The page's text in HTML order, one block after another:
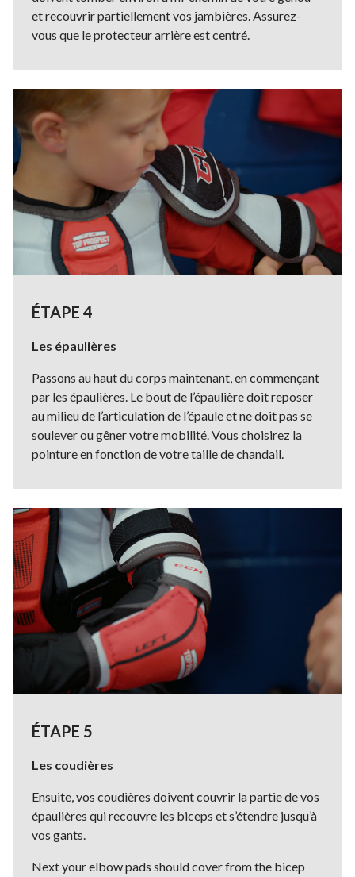
et recouvrir partiellement vos jambières. Assurez-
vous que le protecteur arrière est centré.
ÉTAPE 4
Les épaulières
Passons au haut du corps maintenant, en commençant
par les épaulières. Le bout de l’épaulière doit reposer
au milieu de l’articulation de l’épaule et ne doit pas se
soulever ou gêner votre mobilité. Vous choisirez la
pointure en fonction de votre taille de chandail.
ÉTAPE 5
Les coudières
Ensuite, vos coudières doivent couvrir la partie de vos
épaulières qui recouvre les biceps et s’étendre jusqu’à
vos gants.
Next your elbow pads should cover from the bicep